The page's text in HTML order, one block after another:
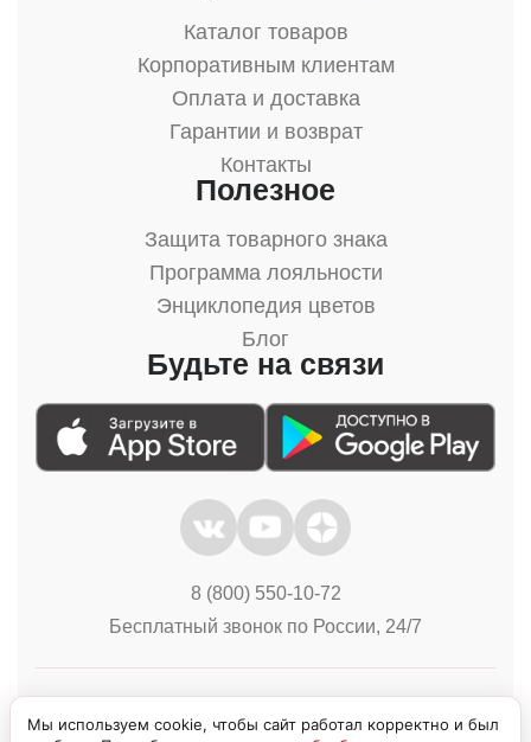
Каталог товаров
Корпоративным клиентам
Оплата и доставка
Гарантии и возврат
Контакты
Полезное
Защита товарного знака
Программа лояльности
Энциклопедия цветов
Блог
Будьте на связи
8 (800) 550-10-72
Бесплатный звонок по России, 24/7
Мы используем cookie, чтобы сайт работал корректно и был